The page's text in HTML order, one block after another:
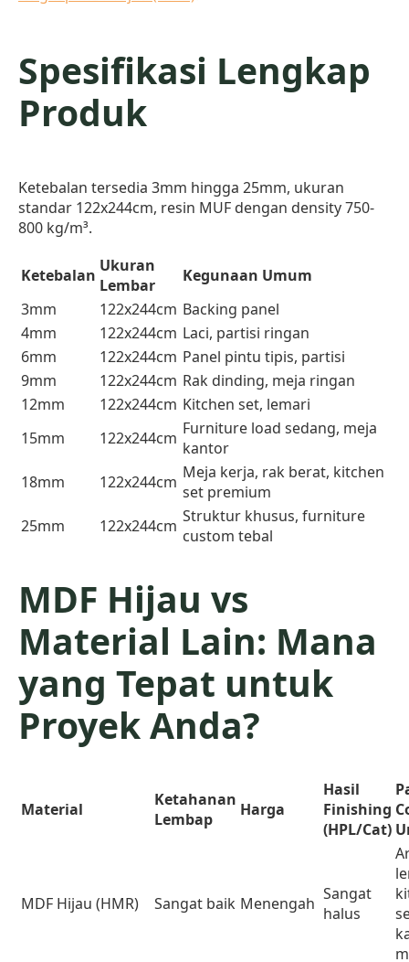
Spesifikasi Lengkap
Produk
Ketebalan tersedia 3mm hingga 25mm, ukuran
standar 122x244cm, resin MUF dengan density 750-
800 kg/m³.
Ketebalan Ukuran
Lembar
Kegunaan Umum
3mm
122x244cm Backing panel
4mm
122x244cm Laci, partisi ringan
6mm
122x244cm Panel pintu tipis, partisi
9mm
122x244cm Rak dinding, meja ringan
12mm
122x244cm Kitchen set, lemari
15mm
122x244cm Furniture load sedang, meja
kantor
18mm
122x244cm Meja kerja, rak berat, kitchen
set premium
25mm
122x244cm Struktur khusus, furniture
custom tebal
MDF Hijau vs
Material Lain: Mana
yang Tepat untuk
Proyek Anda?
Material
Ketahanan
Lembap
Harga
Hasil
Finishing
(HPL/Cat)
MDF Hijau (HMR) Sangat baik Menengah Sangat
halus